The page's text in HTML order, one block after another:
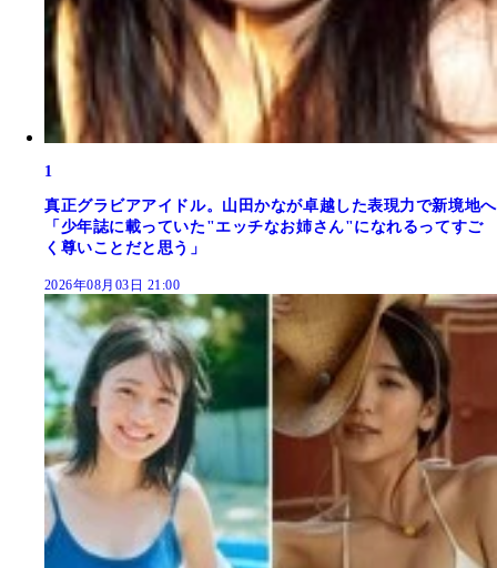
1
真正グラビアアイドル。山田かなが卓越した表現力で新境地へ
「少年誌に載っていた"エッチなお姉さん"になれるってすご
く尊いことだと思う」
2026年08月03日 21:00